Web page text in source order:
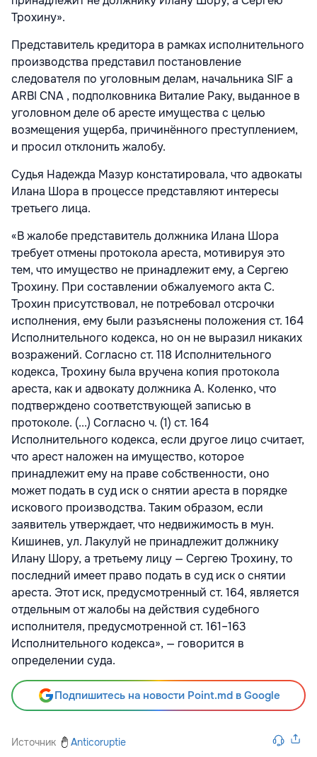
Трохину».
Представитель кредитора в рамках исполнительного
производства представил постановление
следователя по уголовным делам, начальника SIF a
ARBI CNA , подполковника Виталие Раку, выданное в
уголовном деле об аресте имущества с целью
возмещения ущерба, причинённого преступлением,
и просил отклонить жалобу.
Судья Надежда Мазур констатировала, что адвокаты
Илана Шора в процессе представляют интересы
третьего лица.
«В жалобе представитель должника Илана Шора
требует отмены протокола ареста, мотивируя это
тем, что имущество не принадлежит ему, а Сергею
Трохину. При составлении обжалуемого акта С.
Трохин присутствовал, не потребовал отсрочки
исполнения, ему были разъяснены положения ст. 164
Исполнительного кодекса, но он не выразил никаких
возражений. Согласно ст. 118 Исполнительного
кодекса, Трохину была вручена копия протокола
ареста, как и адвокату должника А. Коленко, что
подтверждено соответствующей записью в
протоколе. (...) Согласно ч. (1) ст. 164
Исполнительного кодекса, если другое лицо считает,
что арест наложен на имущество, которое
принадлежит ему на праве собственности, оно
может подать в суд иск о снятии ареста в порядке
искового производства. Таким образом, если
заявитель утверждает, что недвижимость в мун.
Кишинев, ул. Лакулуй не принадлежит должнику
Илану Шору, а третьему лицу — Сергею Трохину, то
последний имеет право подать в суд иск о снятии
ареста. Этот иск, предусмотренный ст. 164, является
отдельным от жалобы на действия судебного
исполнителя, предусмотренной ст. 161–163
Исполнительного кодекса», — говорится в
определении суда.
Подпишитесь на новости Point.md в Google
Источник Anticoruptie